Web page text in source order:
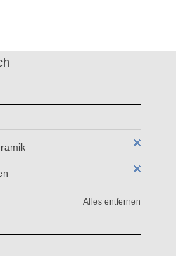
Alles entfernen